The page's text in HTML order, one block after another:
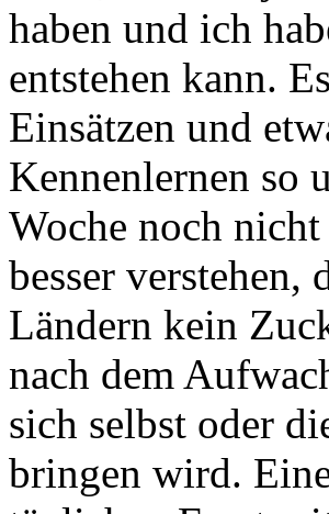
haben und ich
entstehen kann.
Einsätzen und
Kennenlernen so
Woche noch
besser verstehen,
Ländern kein
nach dem
sich selbst oder
bringen wird.